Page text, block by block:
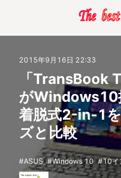
2015年9月16日 22:33
「TransBook
がWindows10
着脱式2-in-1
ズと比較
ASUS Windows 10 10イ